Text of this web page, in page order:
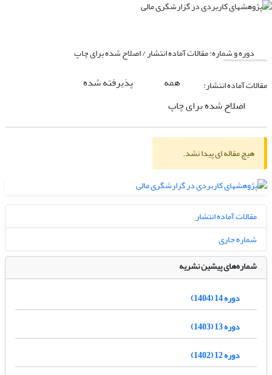
دوره و شماره:مقالات آماده انتشار / اصلاح شده برای چاپ
مقالات آماده انتشار:
همه
پذیرفته شده
اصلاح شده برای چاپ
هیچ مقاله ای پیدا نشد.
مقالات آماده انتشار
شماره جاری
شماره‌های پیشین نشریه
دوره 14 (1404)
دوره 13 (1403)
دوره 12 (1402)